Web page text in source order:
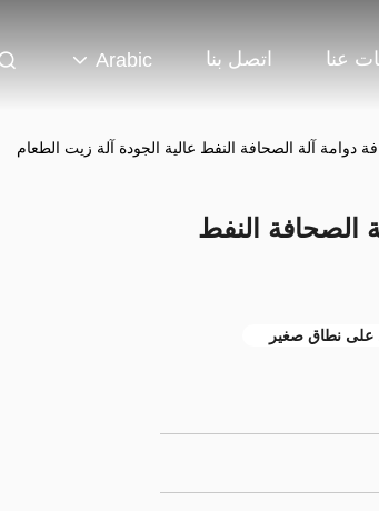
عنا اتصل بنا Arabic
دوامة آلة الصحافة النفط عالية الجودة آلة زيت الطعام
الصحافة النفط
على نطاق صغير